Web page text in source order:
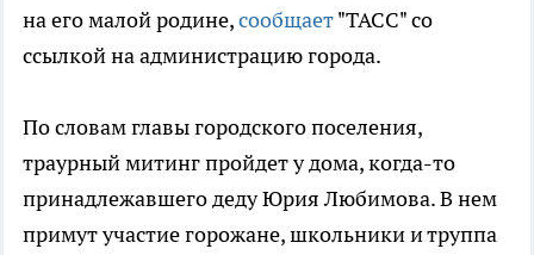
на его малой родине,сообщает"ТАСС" со
ссылкой на администрацию города.
По словам главы городского поселения,
траурный митинг пройдет у дома, когда-то
принадлежавшего деду Юрия Любимова. В нем
примут участие горожане, школьники и труппа